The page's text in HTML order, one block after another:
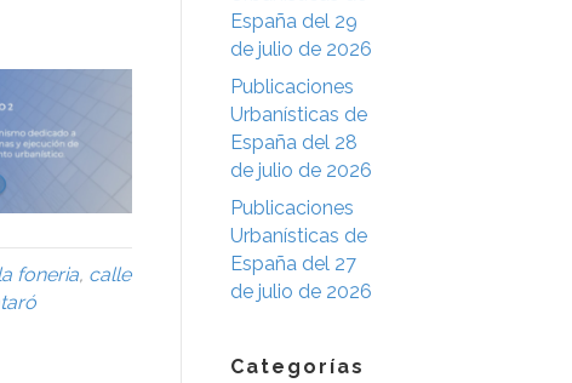
foneria, calle
España del 29
de julio de 2026
Publicaciones
Urbanísticas de
España del 28
de julio de 2026
Publicaciones
Urbanísticas de
España del 27
de julio de 2026
Categorías